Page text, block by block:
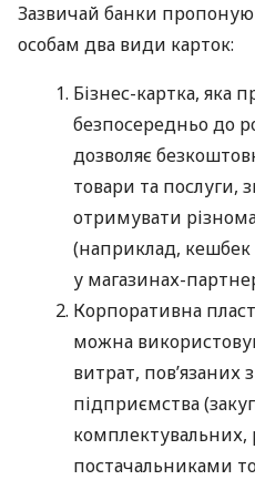
Зазвичай банки
особам два види карток:
Бізнес-картка, яка
безпосередньо до
дозволяє
товари та послуги,
отримувати
(наприклад, кешбек
у магазинах-
Корпоративна
можна
витрат, пов’язаних
підприємства
комплектувальних,
постачальниками